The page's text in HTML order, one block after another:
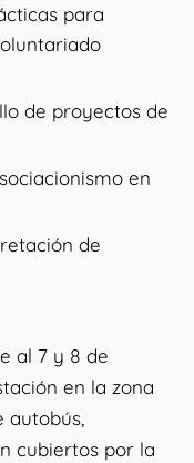
para
de proyectos de
en
de
al 7 y 8 de
en la zona
autobús,
cubiertos por la